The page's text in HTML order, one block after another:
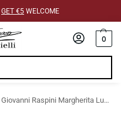
GET €5 WELCOME
0
Giovanni Raspini Margherita Luce Bracelet